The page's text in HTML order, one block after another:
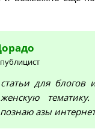
для блогов
азы